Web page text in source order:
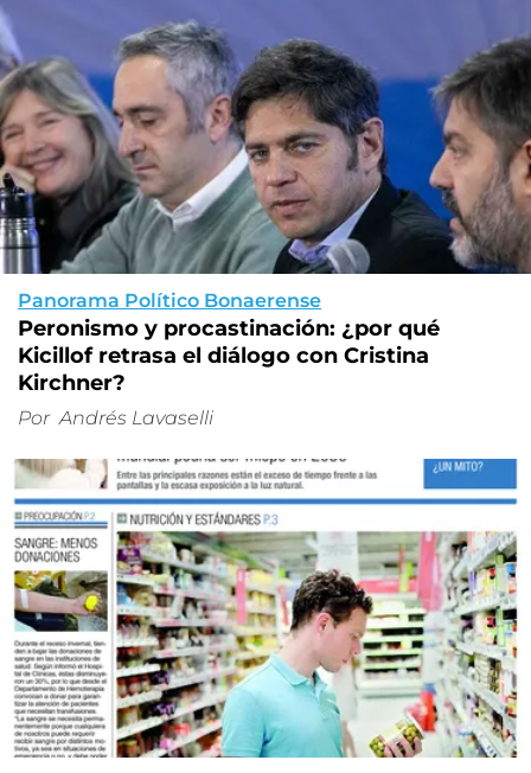
Panorama Político Bonaerense
Peronismo y procastinación: ¿por qué
Kicillof retrasa el diálogo con Cristina
Kirchner?
Por Andrés Lavaselli